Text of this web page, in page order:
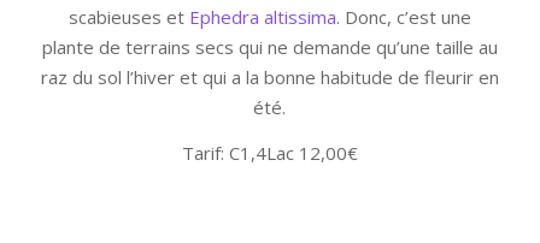
scabieuses et Ephedra altissima. Donc, c’est une
plante de terrains secs qui ne demande qu’une taille au
raz du sol l’hiver et qui a la bonne habitude de fleurir en
été.
Tarif: C1,4Lac 12,00€